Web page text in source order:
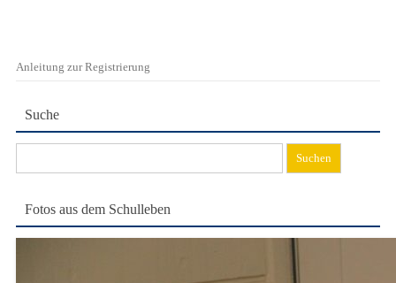
Anleitung zur Registrierung
Suche
nach:
Fotos aus dem Schulleben